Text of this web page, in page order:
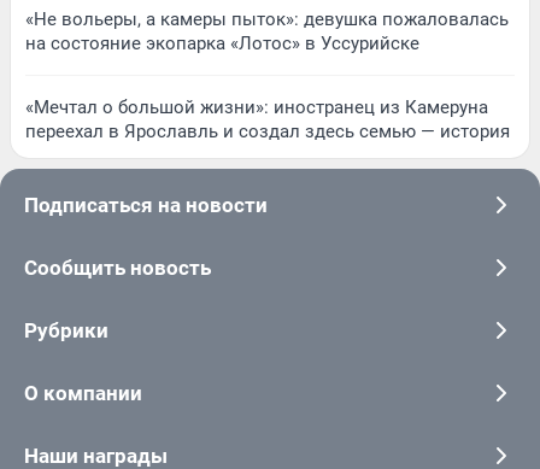
«Не вольеры, а камеры пыток»: девушка пожаловалась
на состояние экопарка «Лотос» в Уссурийске
«Мечтал о большой жизни»: иностранец из Камеруна
переехал в Ярославль и создал здесь семью — история
Подписаться на новости
Сообщить новость
Рубрики
О компании
Наши награды